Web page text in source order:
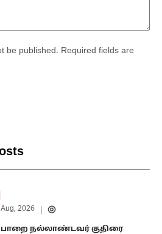
be published. Required fields are
2026
நல்லாண்டவர் குதிரை